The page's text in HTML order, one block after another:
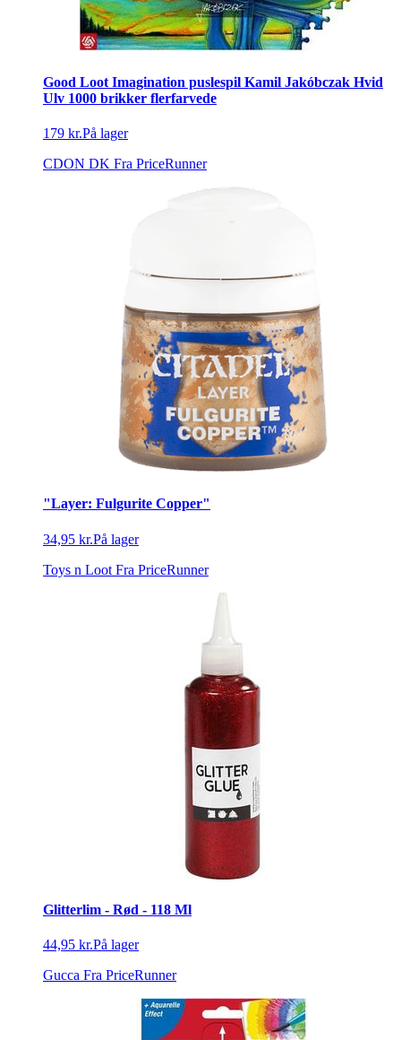
Good Loot Imagination puslespil Kamil Jakóbczak Hvid
Ulv 1000 brikker flerfarvede
179 kr.På lager
CDON DK Fra PriceRunner
"Layer: Fulgurite Copper"
34,95 kr.På lager
Toys n Loot Fra PriceRunner
Glitterlim - Rød - 118 Ml
44,95 kr.På lager
Gucca Fra PriceRunner